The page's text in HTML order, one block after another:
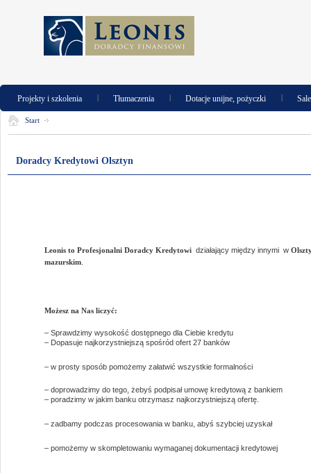
Projekty i szkolenia | Tłumaczenia | Dotacje unijne, pożyczki |
Start
Doradcy Kredytowi Olsztyn
Leonis to Profesjonalni Doradcy Kredytowi działający między innymi w
mazurskim
Możesz na Nas liczyć:
– Sprawdzimy wysokość dostępnego dla Ciebie kredytu
– Dopasuje najkorzystniejszą spośród ofert 27 banków
–w prosty sposób pomożemy załatwić wszystkie formalności
– doprowadzimy do tego, żebyś podpisał umowę kredytową z bankiem
– poradzimy w jakim banku otrzymasz najkorzystniejszą ofertę.
– zadbamy podczas procesowania w banku, abyś szybciej uzyskał
– pomożemy w skompletowaniu wymaganej dokumentacji kredytowej